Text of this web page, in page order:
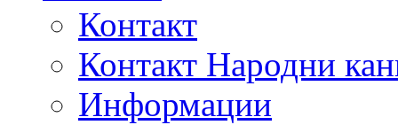
Контакт
Контакт Народни
Информации